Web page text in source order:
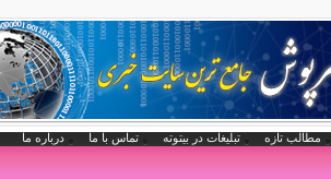
مطالب تازه تبلیغات در بیتوته تماس با ما درباره ما